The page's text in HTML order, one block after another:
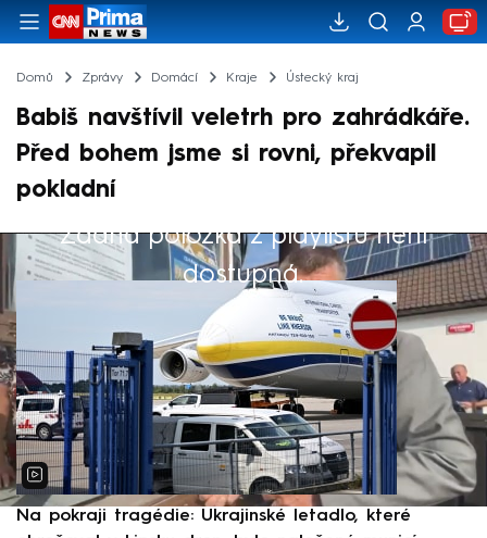
Domů Zprávy Domácí Kraje Ústecký kraj
Babiš navštívil veletrh pro zahrádkáře.
Před bohem jsme si rovni, překvapil
pokladní
Žádná položka z playlistu není
dostupná.
Výběr redakce
Na pokraji tragédie: Ukrajinské letadlo, které